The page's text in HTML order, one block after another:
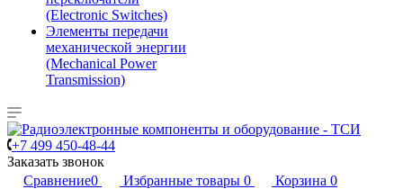
(Electronic Switches)
Элементы передачи
механической энергии
(Mechanical Power
Transmission)
+7 499 450-48-44
Заказать звонок
Сравнение0 Избранные товары 0 Корзина 0